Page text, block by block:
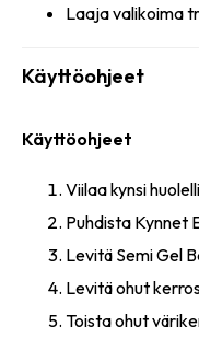
Laaja valikoima
Käyttöohjeet
Käyttöohjeet
Viilaa kynsi
Puhdista Kynnet
Levitä Semi Gel
Levitä ohut
Toista ohut